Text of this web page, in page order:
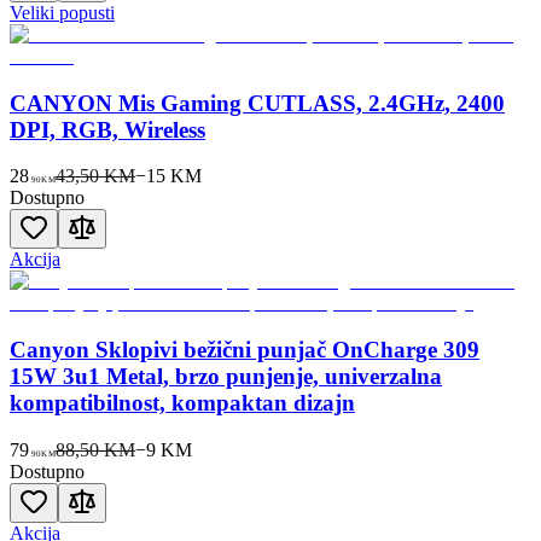
Veliki popusti
CANYON Mis Gaming CUTLASS, 2.4GHz, 2400
DPI, RGB, Wireless
28 90KM43,50 KM−15KM
Dostupno
Akcija
Canyon Sklopivi bežični punjač OnCharge 309
15W 3u1 Metal, brzo punjenje, univerzalna
kompatibilnost, kompaktan dizajn
79 90KM88,50 KM−9KM
Dostupno
Akcija